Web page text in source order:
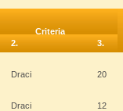
Criteria
2. 3.
Draci 20
Draci 12